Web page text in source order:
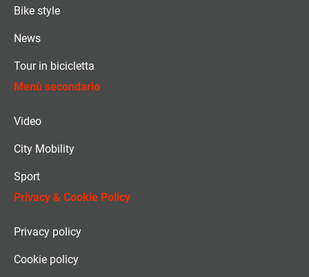
Bike style
News
Tour in bicicletta
Menù secondario
Video
City Mobility
Sport
Privacy & Cookie Policy
Privacy policy
Cookie policy